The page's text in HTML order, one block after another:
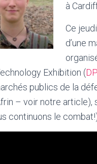
à
Ce
d’une
Exhibition (
publics de la
– voir notre article),
continuons le